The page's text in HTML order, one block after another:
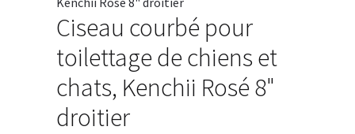
Ciseau courbé pour
toilettage de chiens et
chats, Kenchii Rosé 8"
droitier